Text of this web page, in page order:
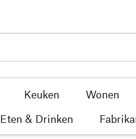
Keuken Wonen
Eten & Drinken